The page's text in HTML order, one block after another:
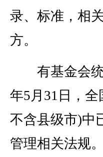
录、标准，相
方。
有基金会统
年5月31日，
不含县级市)中
管理相关法规。